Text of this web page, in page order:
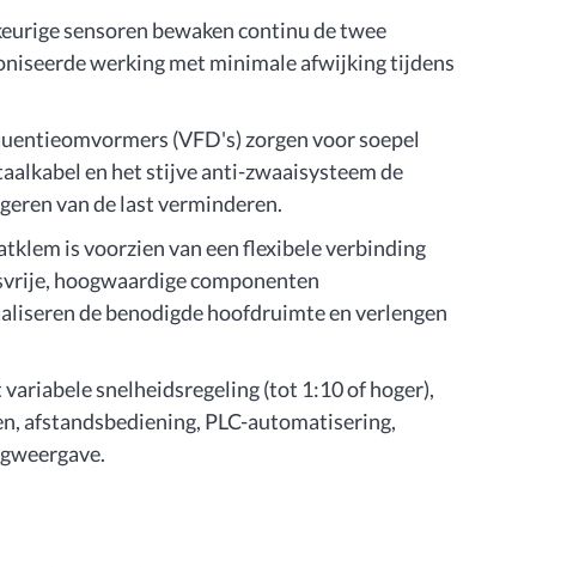
sensoren bewaken continu de twee
werking met minimale afwijking tijdens
(VFD's) zorgen voor soepel
en het stijve anti-zwaaisysteem de
van de last verminderen.
is voorzien van een flexibele verbinding
hoogwaardige componenten
de benodigde hoofdruimte en verlengen
snelheidsregeling (tot 1:10 of hoger),
afstandsbediening, PLC-automatisering,